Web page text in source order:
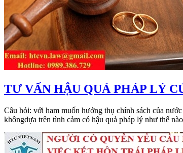
​TƯ VẤN HẬU QUẢ PHÁP LÝ
Câu hỏi: với ham muốn hưởng thụ chính sách của
khôngdựa trên tình cảm có hậu quả pháp lý như thế